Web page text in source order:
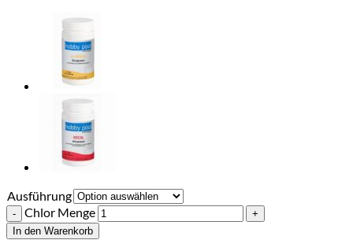
Ausführung
Chlor Menge
In den Warenkorb